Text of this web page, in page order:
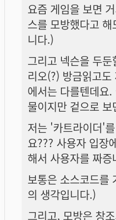
요즘 게임을 보면
스를 모방했다고
니다.)
그리고 넥슨을 두
리오(?) 방금읽고
에서는 다를텐데요
물이지만 겉으로
저는 '카트라이더'
요??? 사용자 입장
해서 사용자를 짜
보통은 소스코드를
의 생각입니다.)
그리고, 모방은 창